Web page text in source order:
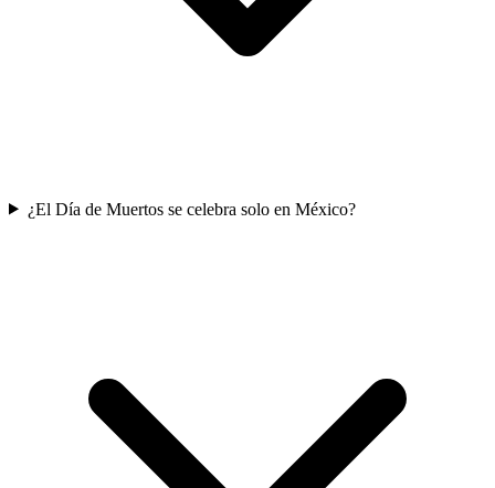
¿El Día de Muertos se celebra solo en México?